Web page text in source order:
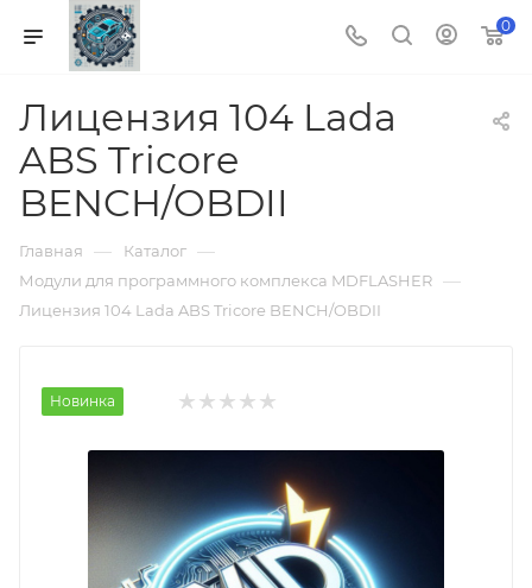
0
Лицензия 104 Lada
ABS Tricore
BENCH/OBDII
Главная — Каталог —
Модули для программного комплекса MDFLASHER —
Лицензия 104 Lada ABS Tricore BENCH/OBDII
Новинка